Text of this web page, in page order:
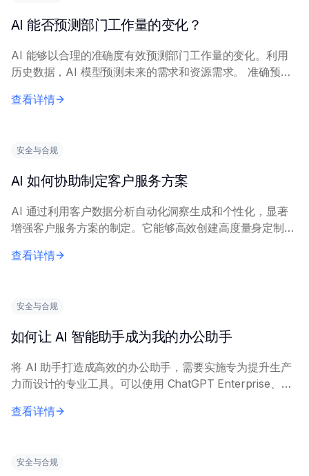
AI 能否预测部门工作量的变化？
AI 能够以合理的准确度有效预测部门工作量的变化。利用
历史数据，AI 模型预测未来的需求和资源需求。 准确预测
置水平）充足且高质量的历史数据。机器...
查看详情
安全与合规
AI 如何协助制定客户服务方案
AI 通过利用客户数据分析自动化洞察生成和个性化，显著
增强客户服务方案的制定。它能够高效创建高度量身定制的
录、反馈、历史）以预测需求、识别痛点并有效...
查看详情
安全与合规
如何让 AI 智能助手成为我的办公助手
将 AI 助手打造成高效的办公助手，需要实施专为提升生产
力而设计的专业工具。可以使用 ChatGPT Enterprise、
来...
查看详情
安全与合规